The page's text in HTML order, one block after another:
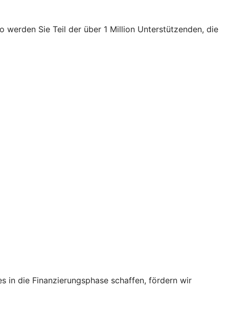
werden Sie Teil der über 1 Million Unterstützenden, die
in die Finanzierungsphase schaffen, fördern wir